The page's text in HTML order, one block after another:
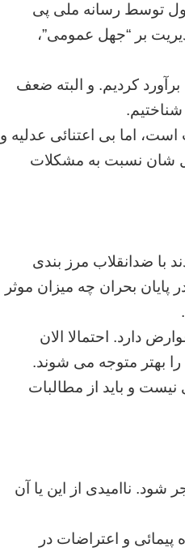
توسط رسانه ملی پی
بر “جهل عمومی”،
کردیم. و البته ضعف
اما بی اعتنائی عدلیه و
شان نسبت به مشکلات
با ضدانقلاب مرز بندی
پایان بحران چه میزان موثر
دارد. احتمالا الان
و باید از مطالبات
شود. ناامیدی از این یا آن
پیمائی و اعتراضات در